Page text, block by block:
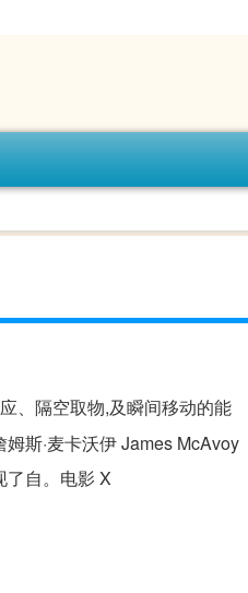
、隔空取物,及瞬间移动的能
斯·麦卡沃伊 James McAvoy
了自。电影 X